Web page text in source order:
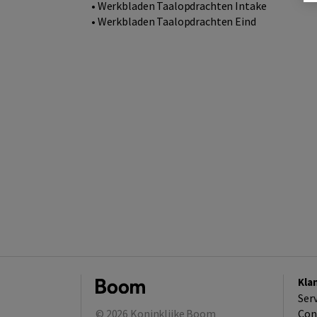
• Werkbladen Taalopdrachten Intake
• Werkbladen Taalopdrachten Eind
© 2026 Koninklijke Boom